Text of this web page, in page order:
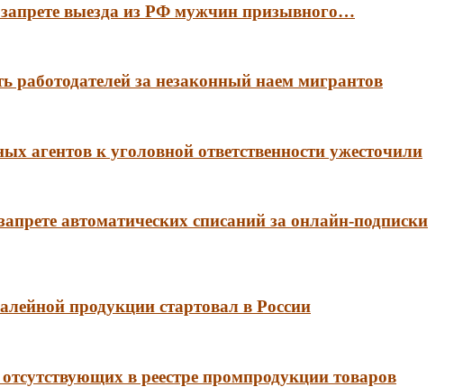
выезда из РФ мужчин призывного…
работодателей за незаконный наем мигрантов
агентов к уголовной ответственности ужесточили
автоматических списаний за онлайн-подписки
продукции стартовал в России
в реестре промпродукции товаров